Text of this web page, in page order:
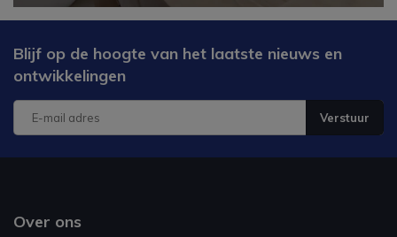
Blijf op de hoogte van het laatste nieuws en
ontwikkelingen
Verstuur
Over ons